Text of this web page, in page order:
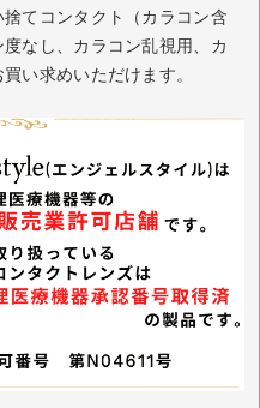
てコンタクト（カラコン含
なし、カラコン乱視用、カ
い求めいただけます。